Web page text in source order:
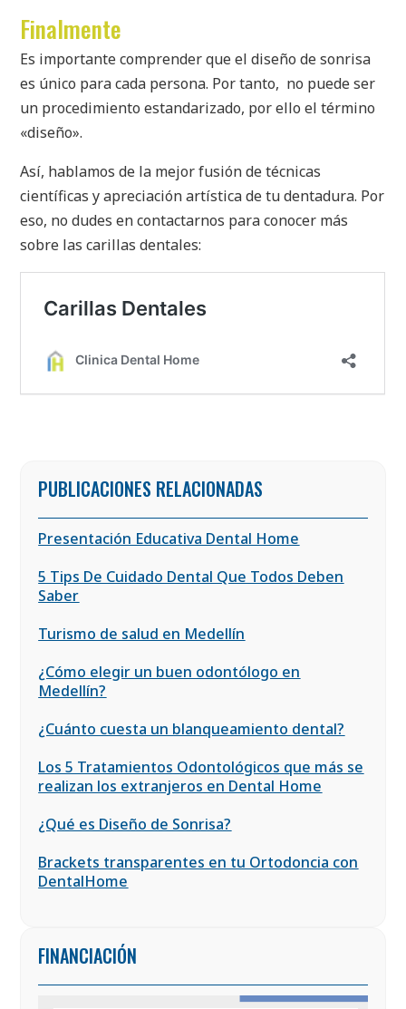
Finalmente
Es importante comprender que el diseño de sonrisa
es único para cada persona. Por tanto, no puede ser
un procedimiento estandarizado, por ello el término
«diseño».
Así, hablamos de la mejor fusión de técnicas
científicas y apreciación artística de tu dentadura. Por
eso, no dudes en contactarnos para conocer más
sobre las carillas dentales:
PUBLICACIONES RELACIONADAS
Presentación Educativa Dental Home
5 Tips De Cuidado Dental Que Todos Deben
Saber
Turismo de salud en Medellín
¿Cómo elegir un buen odontólogo en
Medellín?
¿Cuánto cuesta un blanqueamiento dental?
Los 5 Tratamientos Odontológicos que más se
realizan los extranjeros en Dental Home
¿Qué es Diseño de Sonrisa?
Brackets transparentes en tu Ortodoncia con
DentalHome
FINANCIACIÓN